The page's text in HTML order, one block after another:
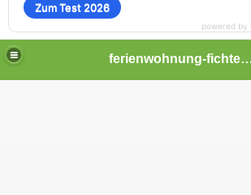
ferienwohnung-
Zum Test 2026
powered by